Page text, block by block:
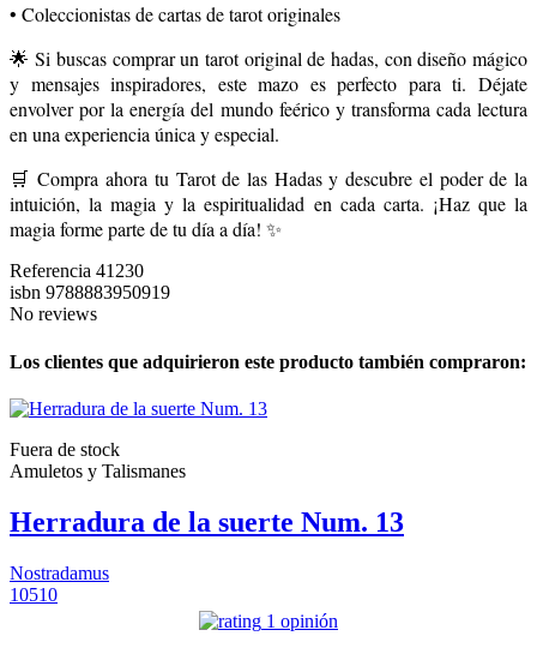
• Coleccionistas de cartas de tarot originales
🌟 Si buscas comprar un tarot original de hadas, con diseño mágico
y mensajes inspiradores, este mazo es perfecto para ti. Déjate
envolver por la energía del mundo feérico y transforma cada lectura
en una experiencia única y especial.
🛒 Compra ahora tu Tarot de las Hadas y descubre el poder de la
intuición, la magia y la espiritualidad en cada carta. ¡Haz que la
magia forme parte de tu día a día! ✨
Referencia 41230
isbn 9788883950919
No reviews
Los clientes que adquirieron este producto también compraron:
Fuera de stock
Amuletos y Talismanes
Herradura de la suerte Num. 13
Nostradamus
10510
1 opinión